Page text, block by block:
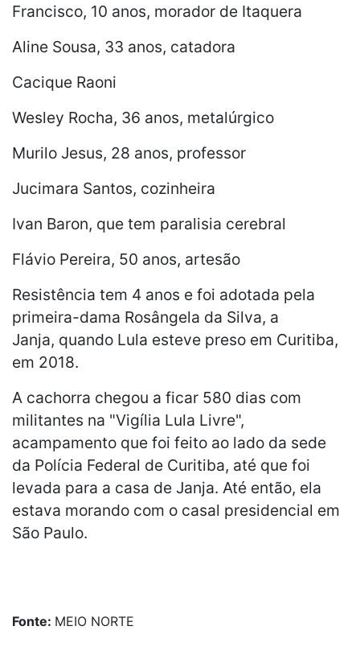
Francisco, 10 anos, morador de Itaquera
Aline Sousa, 33 anos, catadora
Cacique Raoni
Wesley Rocha, 36 anos, metalúrgico
Murilo Jesus, 28 anos, professor
Jucimara Santos, cozinheira
Ivan Baron, que tem paralisia cerebral
Flávio Pereira, 50 anos, artesão
Resistência tem 4 anos e foi adotada pela
primeira-dama Rosângela da Silva, a
Janja, quando Lula esteve preso em Curitiba,
em 2018.
A cachorra chegou a ficar 580 dias com
militantes na "Vigília Lula Livre",
acampamento que foi feito ao lado da sede
da Polícia Federal de Curitiba, até que foi
levada para a casa de Janja. Até então, ela
estava morando com o casal presidencial em
São Paulo.
Fonte: MEIO NORTE